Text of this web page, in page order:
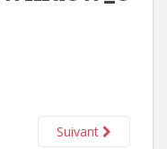
Suivant